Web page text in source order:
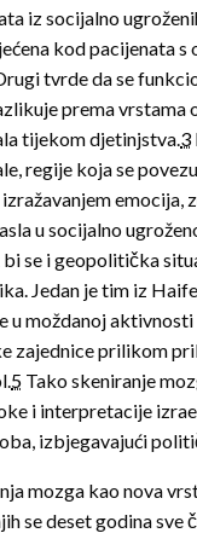
iz socijalno
kod pacijenata s
tvrde da se
prema vrstama
tijekom djetinjstva. 3
regije koja se
emocija,
u socijalno
se i geopolitička
Jedan je tim iz
u moždanoj
zajednice prilikom
5 Tako skeniranje
i interpretacije
izbjegavajući
mozga kao nova
se deset godina sve